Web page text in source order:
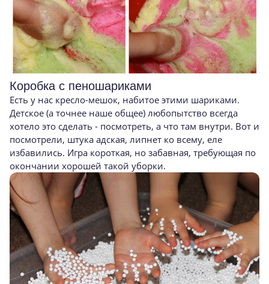
Коробка с пеношариками
Есть у нас кресло-мешок, набитое этими шариками.
Детское (а точнее наше общее) любопытство всегда
хотело это сделать - посмотреть, а что там внутри. Вот и
посмотрели, штука адская, липнет ко всему, еле
избавились. Игра короткая, но забавная, требующая по
окончании хорошей такой уборки.